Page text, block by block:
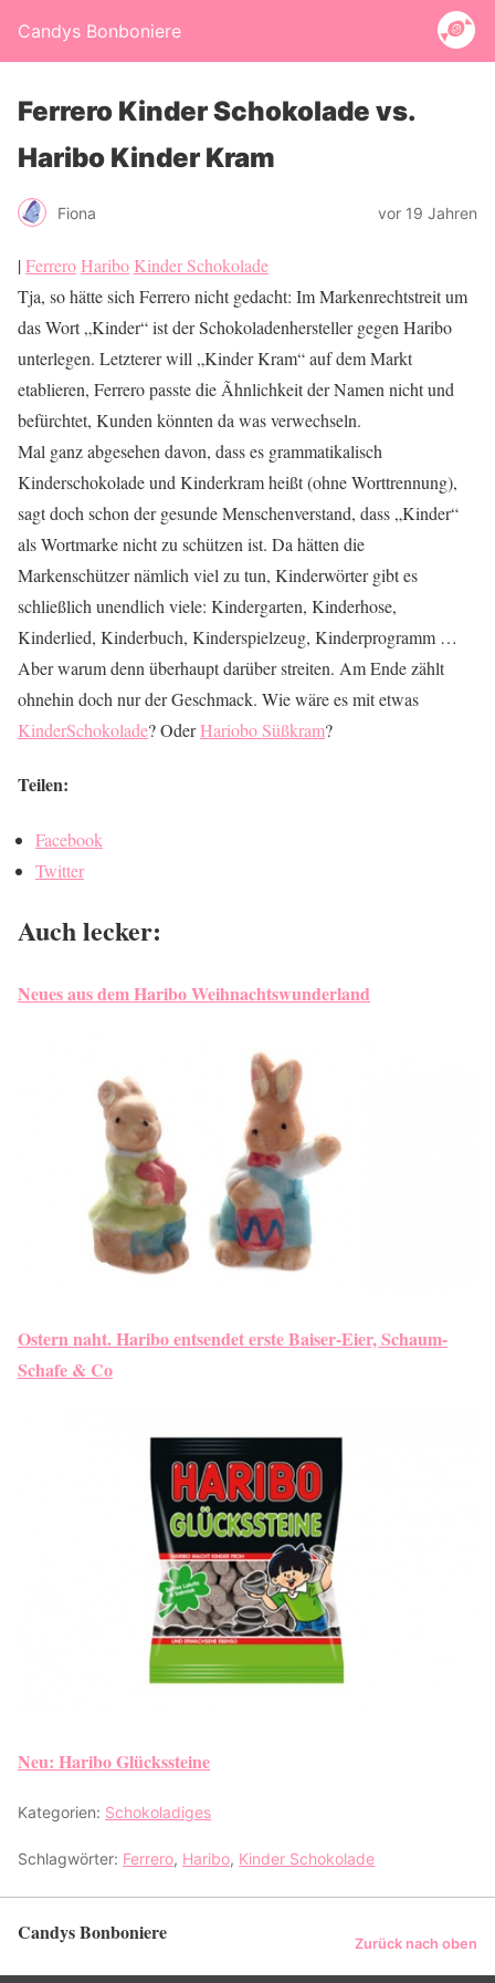
Candys Bonboniere
Ferrero Kinder Schokolade vs.
Haribo Kinder Kram
Fiona vor 19 Jahren
|FerreroHaribo Kinder Schokolade
Tja, so hätte sich Ferrero nicht gedacht: Im Markenrechtstreit um
das Wort „Kinder“ ist der Schokoladenhersteller gegen Haribo
unterlegen. Letzterer will „Kinder Kram“ auf dem Markt
etablieren, Ferrero passte die Ãhnlichkeit der Namen nicht und
befürchtet, Kunden könnten da was verwechseln.
Mal ganz abgesehen davon, dass es grammatikalisch
Kinderschokolade und Kinderkram heißt (ohne Worttrennung),
sagt doch schon der gesunde Menschenverstand, dass „Kinder“
als Wortmarke nicht zu schützen ist. Da hätten die
Markenschützer nämlich viel zu tun, Kinderwörter gibt es
schließlich unendlich viele: Kindergarten, Kinderhose,
Kinderlied, Kinderbuch, Kinderspielzeug, Kinderprogramm …
Aber warum denn überhaupt darüber streiten. Am Ende zählt
ohnehin doch nur der Geschmack. Wie wäre es mit etwas
KinderSchokolade? OderHariobo Süßkram?
Teilen:
Facebook
Twitter
Auch lecker:
Neues aus dem Haribo Weihnachtswunderland
Ostern naht. Haribo entsendet erste Baiser-Eier, Schaum-
Schafe & Co
Neu: Haribo Glückssteine
Kategorien: Schokoladiges
Schlagwörter: Ferrero, Haribo, Kinder Schokolade
Candys Bonboniere Zurück nach oben